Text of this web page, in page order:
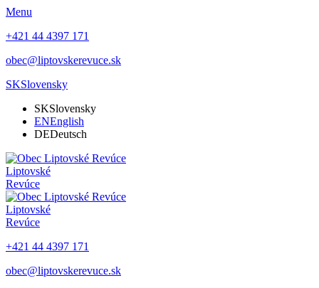
Menu
+421 44 4397 171
obec@liptovskerevuce.sk
SKSlovensky
SKSlovensky
ENEnglish
DEDeutsch
Liptovské
Revúce
Liptovské
Revúce
+421 44 4397 171
obec@liptovskerevuce.sk